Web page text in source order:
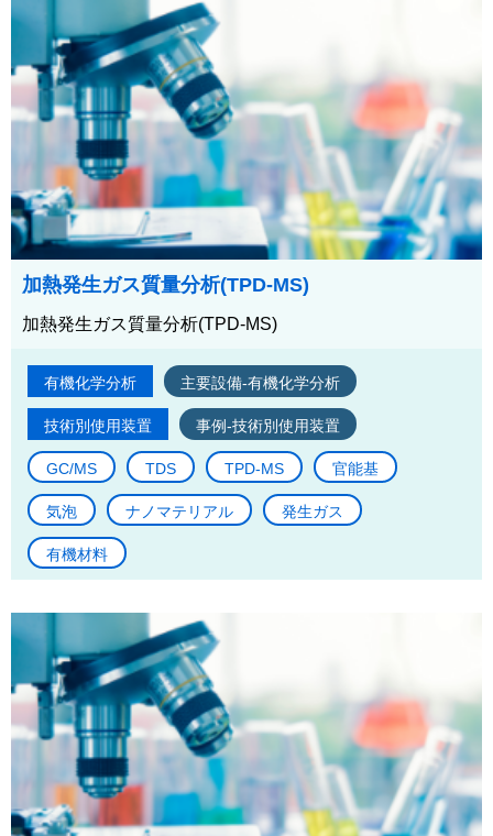
加熱発生ガス質量分析(TPD-MS)
加熱発生ガス質量分析(TPD-MS)
有機化学分析 主要設備-有機化学分析
技術別使用装置 事例-技術別使用装置
GC/MS TDS TPD-MS 官能基
気泡 ナノマテリアル 発生ガス
有機材料